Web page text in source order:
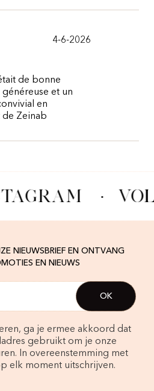
4-6-2026
de bonne
et un
en
Zeinab
·
NIEUWSBRIEF EN ONTVANG
EN NIEUWS
ga je ermee akkoord dat
gebruikt om je onze
In overeenstemming met
elk moment uitschrijven.